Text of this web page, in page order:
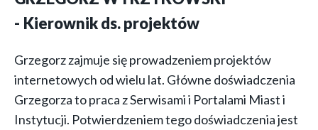
Kierownik ds. projektów
Grzegorz zajmuje się prowadzeniem projektów
internetowych od wielu lat. Główne doświadczenia
Grzegorza to praca z Serwisami i Portalami Miast i
Instytucji. Potwierdzeniem tego doświadczenia jest